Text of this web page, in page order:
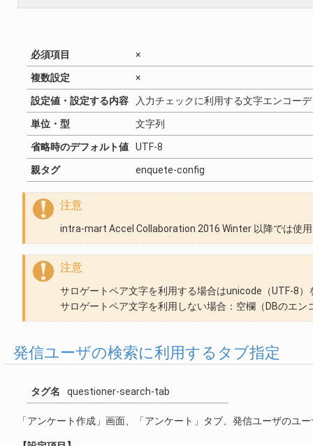
必須項目 ×
複数設定 ×
設定値・設定する内容 入力チェックに利用する文字エンコー
単位・型 文字列
省略時のデフォルト値 UTF-8
親タグ enquete-config
注意
intra-mart Accel Collaboration 2016 Winter 以降では使
注意
サロゲートペア文字を利用する場合はunicode（UTF-8）
サロゲートペア文字を利用しない場合：空欄（DBのエン
発信ユーザの検索に利用するタブ指定
タグ名 questioner-search-tab
「アンケート作成」画面、「アンケート」タブ、発信ユーザのユ